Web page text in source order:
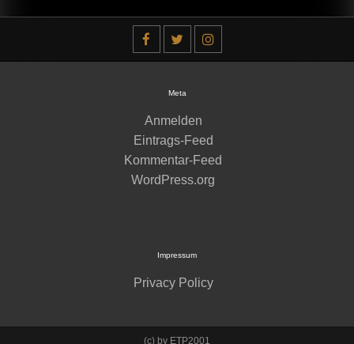
Meta
Anmelden
Eintrags-Feed
Kommentar-Feed
WordPress.org
Impressum
Privacy Policy
(c) by ETP2001